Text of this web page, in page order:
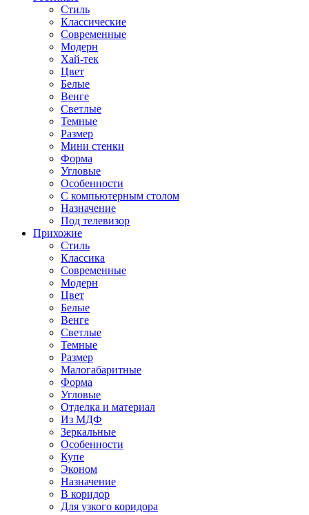
Стиль
Классические
Современные
Модерн
Хай-тек
Цвет
Белые
Венге
Светлые
Темные
Размер
Мини стенки
Форма
Угловые
Особенности
С компьютерным столом
Назначение
Под телевизор
Прихожие
Стиль
Классика
Современные
Модерн
Цвет
Белые
Венге
Светлые
Темные
Размер
Малогабаритные
Форма
Угловые
Отделка и материал
Из МДФ
Зеркальные
Особенности
Купе
Эконом
Назначение
В коридор
Для узкого коридора